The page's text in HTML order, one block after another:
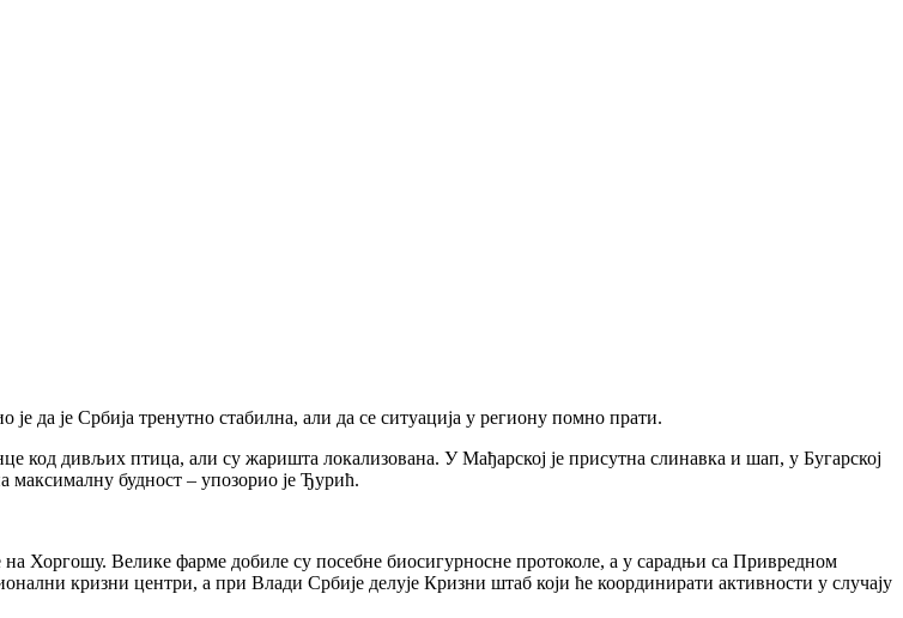
да је Србија тренутно стабилна, али да се ситуација у региону помно прати.
код дивљих птица, али су жаришта локализована. У Мађарској је присутна слинавка и шап, у Бугарској
максималну будност – упозорио је Ђурић.
Хоргошу. Велике фарме добиле су посебне биосигурносне протоколе, а у сарадњи са Привредном
кризни центри, а при Влади Србије делује Кризни штаб који ће координирати активности у случају